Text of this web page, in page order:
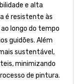
e alta
é resistente às
longo do tempo
guidões. Além
sustentável,
minimizando
de pintura.